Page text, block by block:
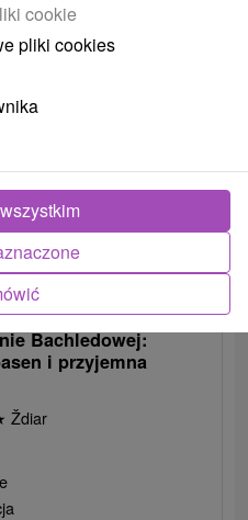
od304,03zł
Bachledowej:
i przyjemna
Ždiar
cookie
pliki cookies